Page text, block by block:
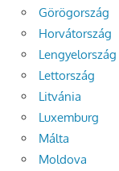
Görögország
Horvátország
Lengyelország
Lettország
Litvánia
Luxemburg
Málta
Moldova